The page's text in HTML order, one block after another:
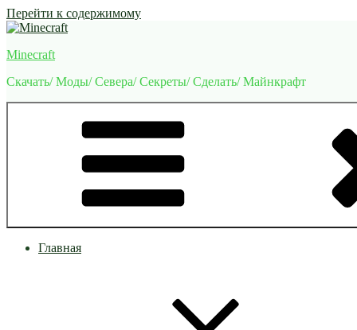
Перейти к содержимому
Minecraft
Скачать/ Моды/ Севера/ Секреты/ Сделать/ Майнкрафт
Главная